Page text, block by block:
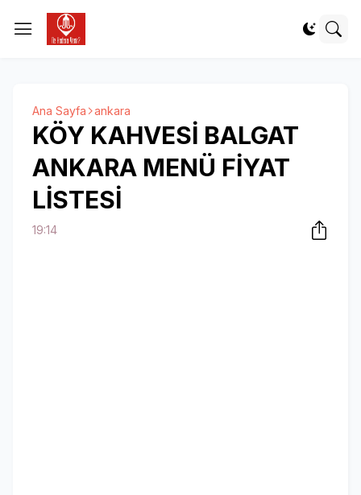
Ana Sayfa ankara
KÖY KAHVESİ BALGAT
ANKARA MENÜ FİYAT
LİSTESİ
19:14